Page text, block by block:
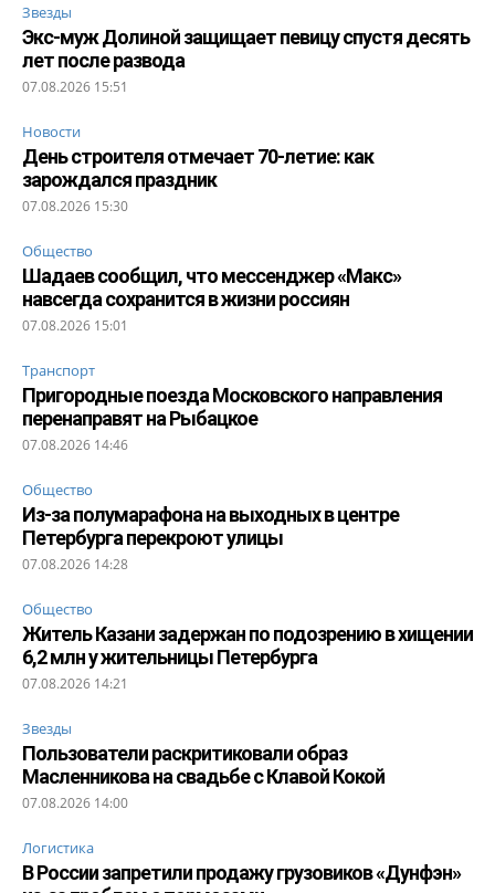
Звезды
Экс-муж Долиной защищает певицу спустя десять
лет после развода
07.08.2026 15:51
Новости
День строителя отмечает 70-летие: как
зарождался праздник
07.08.2026 15:30
Общество
Шадаев сообщил, что мессенджер «Макс»
навсегда сохранится в жизни россиян
07.08.2026 15:01
Транспорт
Пригородные поезда Московского направления
перенаправят на Рыбацкое
07.08.2026 14:46
Общество
Из-за полумарафона на выходных в центре
Петербурга перекроют улицы
07.08.2026 14:28
Общество
Житель Казани задержан по подозрению в хищении
6,2 млн у жительницы Петербурга
07.08.2026 14:21
Звезды
Пользователи раскритиковали образ
Масленникова на свадьбе с Клавой Кокой
07.08.2026 14:00
Логистика
В России запретили продажу грузовиков «Дунфэн»